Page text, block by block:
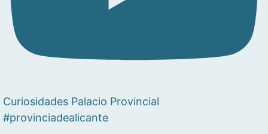
Curiosidades Palacio Provincial
#provinciadealicante